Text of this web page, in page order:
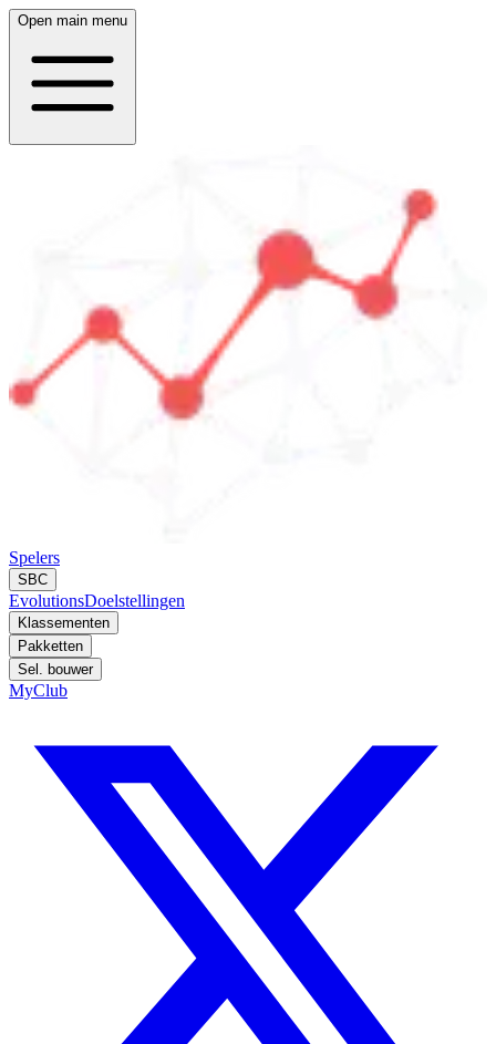
Open main menu
Spelers
SBC
EvolutionsDoelstellingen
Klassementen
Pakketten
Sel. bouwer
MyClub